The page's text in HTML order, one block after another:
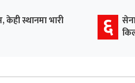
स्थानमा भारी
६